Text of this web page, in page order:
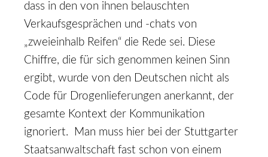
dass in den von ihnen belauschten
Verkaufsgesprächen und -chats von
„zweieinhalb Reifen“ die Rede sei. Diese
Chiffre, die für sich genommen keinen Sinn
ergibt, wurde von den Deutschen nicht als
Code für Drogenlieferungen anerkannt, der
gesamte Kontext der Kommunikation
ignoriert. Man muss hier bei der Stuttgarter
Staatsanwaltschaft fast schon von einem